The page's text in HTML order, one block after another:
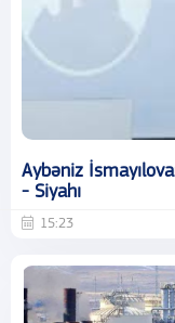
Aybəniz
- Siyahı
15:23